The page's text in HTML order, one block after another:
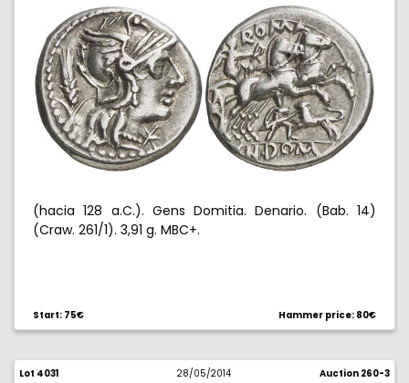
(hacia 128 a.C.). Gens Domitia. Denario. (Bab. 14)
(Craw. 261/1). 3,91 g. MBC+.
Start: 75€ Hammer price: 80€
Lot 4031 28/05/2014 Auction 260-3